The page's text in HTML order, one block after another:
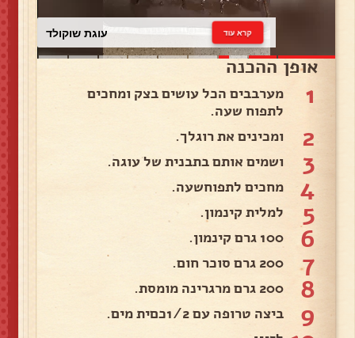
עוגת שוקולד קרא עוד
אופן ההכנה
1
מערבבים הכל עושים בצק ומחכים
לתפוח שעה.
2 ומכינים את רוגלך.
3 ושמים אותם בתבנית של עוגה.
4 מחכים לתפוחשעה.
5 למלית קינמון.
6 100 גרם קינמון.
7 200 גרם סוכר חום.
8 200 גרם מרגרינה מומסת.
9 ביצה טרופה עם 1/2כםית מים.